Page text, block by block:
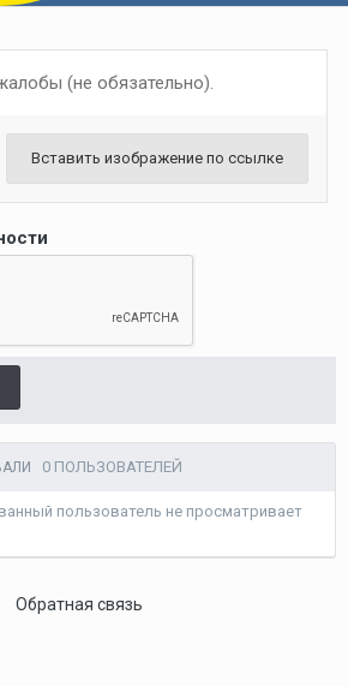
(не обязательно).
Вставить изображение по ссылке
0 ПОЛЬЗОВАТЕЛЕЙ
пользователь не просматривает
Обратная связь